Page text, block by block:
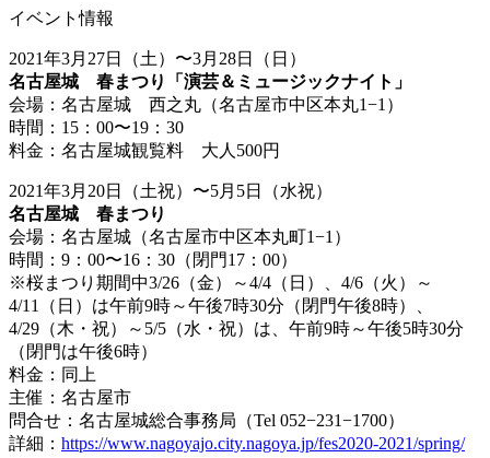
イベント情報
2021年3月27日（土）〜3月28日（日）
名古屋城 春まつり「演芸＆ミュージックナイト」
会場：名古屋城 西之丸（名古屋市中区本丸1−1）
時間：15：00〜19：30
料金：名古屋城観覧料 大人500円
2021年3月20日（土祝）〜5月5日（水祝）
名古屋城 春まつり
会場：名古屋城（名古屋市中区本丸町1−1）
時間：9：00〜16：30（閉門17：00）
※桜まつり期間中3/26（金）～4/4（日）、4/6（火）～
4/11（日）は午前9時～午後7時30分（閉門午後8時）、
4/29（木・祝）～5/5（水・祝）は、午前9時～午後5時30分
（閉門は午後6時）
料金：同上
主催：名古屋市
問合せ：名古屋城総合事務局（Tel 052−231−1700）
詳細： https://www.nagoyajo.city.nagoya.jp/fes2020-2021/spring/